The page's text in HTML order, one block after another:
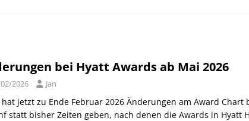
Express Gutschrift bei IHG bis 27.07.2026
Bahncard 50 bis Ende Juli 2026
SCHIENE
Express Gutschrift bei Hyatt bis 19.07.2026
bei Hyatt Awards ab Mai 2026
2026 Jan
hat jetzt zu Ende Februar 2026 Änderungen am Award
statt bisher Zeiten geben, nach denen die Awards in Hyatt